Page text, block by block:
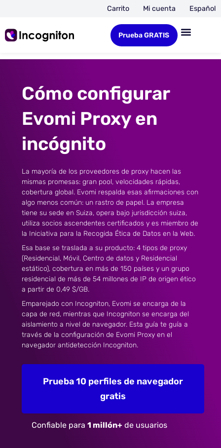
Carrito Mi cuenta Español
Prueba GRATIS
Cómo configurar
Evomi Proxy en
incógnito
La mayoría de los proveedores de proxy hacen las
mismas promesas: gran pool, velocidades rápidas,
cobertura global. Evomi respalda esas afirmaciones con
algo menos común: un rastro de papel. La empresa
tiene su sede en Suiza, opera bajo jurisdicción suiza,
utiliza socios ascendentes certificados y es miembro de
la Iniciativa para la Recogida Ética de Datos en la Web.
Esa base se traslada a su producto: 4 tipos de proxy
(Residencial, Móvil, Centro de datos y Residencial
estático), cobertura en más de 150 países y un grupo
residencial de más de 54 millones de IP de origen ético
a partir de 0,49 $/GB.
Emparejado con Incogniton, Evomi se encarga de la
capa de red, mientras que Incogniton se encarga del
aislamiento a nivel de navegador. Esta guía te guía a
través de la configuración de Evomi Proxy en el
navegador antidetección Incogniton.
Prueba 10 perfiles de navegador
gratis
Confiable para 1 millón+ de usuarios